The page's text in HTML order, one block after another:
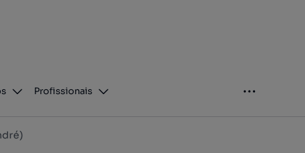
Profissionais